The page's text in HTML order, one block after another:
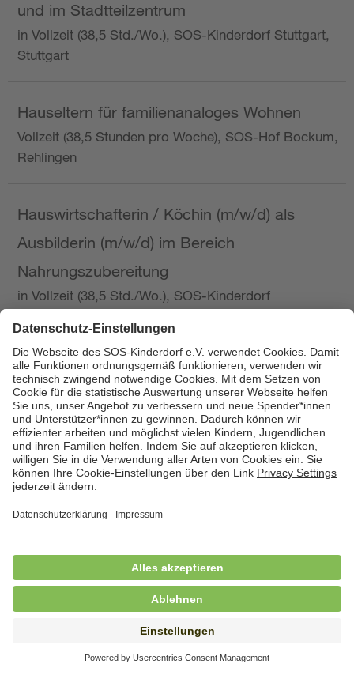
und im Stadtteilzentrum
in Vollzeit (38,5 Std./Wo.), SOS-Kinderdorf Stuttgart,
Stuttgart
Hauseltern für familienanaloges Wohnen
Vollzeit (38,5 Stunden pro Woche), SOS-Hof Bockum,
Rehlingen
Hauswirtschafterin / Köchin (m/w/d) als
Ausbilderin (m/w/d) im Bereich
Nahrungszubereitung
in Vollzeit (38,5 Std./Wo.), SOS-Kinderdorf
Hauswirtschaftskraft (m/w/d)
in Teilzeit (mind. 20 - max. 30 Std./.Wo.), SOS-
Kinderdorf Essen, Essen
Hauswirtschaftskraft (m/w/d)
Kinderdorf Dortmund, Hagen
Hauswirtschaftskraft (m/w/d) für
in unbefristeter Anstellung, Teilzeit (19,25 Std./Wo.),